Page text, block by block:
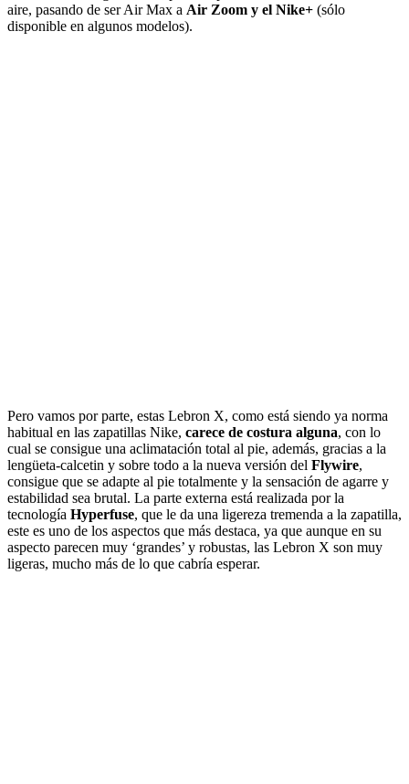
aire, pasando de ser Air Max a Air Zoom y el Nike+ (sólo
disponible en algunos modelos).
Pero vamos por parte, estas Lebron X, como está siendo ya norma
habitual en las zapatillas Nike, carece de costura alguna, con lo
cual se consigue una aclimatación total al pie, además, gracias a la
lengüeta-calcetin y sobre todo a la nueva versión del Flywire,
consigue que se adapte al pie totalmente y la sensación de agarre y
estabilidad sea brutal. La parte externa está realizada por la
tecnología Hyperfuse, que le da una ligereza tremenda a la zapatilla,
este es uno de los aspectos que más destaca, ya que aunque en su
aspecto parecen muy ‘grandes’ y robustas, las Lebron X son muy
ligeras, mucho más de lo que cabría esperar.